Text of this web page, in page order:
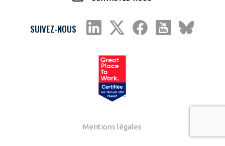
SUIVEZ-NOUS
Mentions légales